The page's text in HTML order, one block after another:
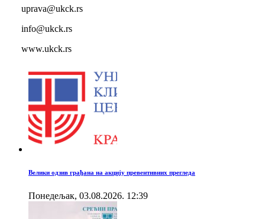
uprava@ukck.rs
info@ukck.rs
www.ukck.rs
Велики одзив грађана на акцију превентивних прегледа
Понедељак, 03.08.2026. 12:39